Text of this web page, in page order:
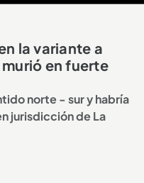
la variante a
en fuerte
norte - sur y habría
jurisdicción de La